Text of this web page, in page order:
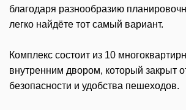
благодаря разнообразию
легко найдёте тот самый вариант.
Комплекс состоит из 10
внутренним двором, который закрыт
безопасности и удобства пешеходов.